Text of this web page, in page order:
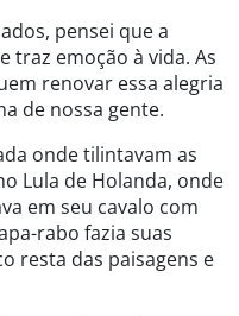
pensei que a
traz emoção à vida. As
renovar essa alegria
de nossa gente.
onde tilintavam as
Lula de Holanda, onde
em seu cavalo com
rabo fazia suas
resta das paisagens e